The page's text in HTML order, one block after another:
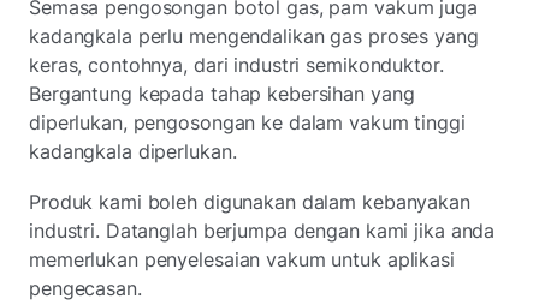
Semasa pengosongan botol gas, pam vakum juga
kadangkala perlu mengendalikan gas proses yang
keras, contohnya, dari industri semikonduktor.
Bergantung kepada tahap kebersihan yang
diperlukan, pengosongan ke dalam vakum tinggi
kadangkala diperlukan.
Produk kami boleh digunakan dalam kebanyakan
industri. Datanglah berjumpa dengan kami jika anda
memerlukan penyelesaian vakum untuk aplikasi
pengecasan.